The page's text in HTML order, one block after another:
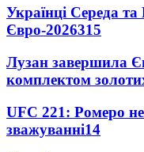
Українці Середа
Євро-2026315
Лузан завершила
комплектом
UFC 221: Ромеро
зважуванні14